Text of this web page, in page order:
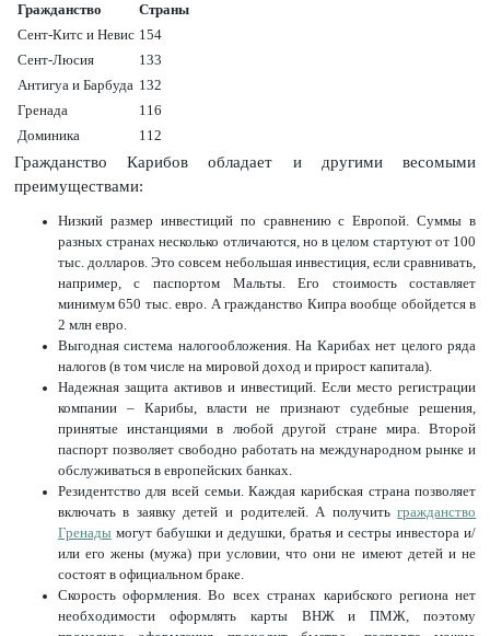
Гражданство
Страны
Сент-Китс и Невис 154
Сент-Люсия
133
Антигуа и Барбуда 132
Гренада
116
Доминика
112
Гражданство Карибов обладает и другими весомыми
преимуществами:
Низкий размер инвестиций по сравнению с Европой. Суммы в
разных странах несколько отличаются, но в целом стартуют от 100
тыс. долларов. Это совсем небольшая инвестиция, если сравнивать,
например, с паспортом Мальты. Его стоимость составляет
минимум 650 тыс. евро. А гражданство Кипра вообще обойдется в
2 млн евро.
Выгодная система налогообложения. На Карибах нет целого ряда
налогов (в том числе на мировой доход и прирост капитала).
Надежная защита активов и инвестиций. Если место регистрации
компании – Карибы, власти не признают судебные решения,
принятые инстанциями в любой другой стране мира. Второй
паспорт позволяет свободно работать на международном рынке и
обслуживаться в европейских банках.
Резидентство для всей семьи. Каждая карибская страна позволяет
включать в заявку детей и родителей. А получитьгражданство
Гренадымогут бабушки и дедушки, братья и сестры инвестора и/
или его жены (мужа) при условии, что они не имеют детей и не
состоят в официальном браке.
Скорость оформления. Во всех странах карибского региона нет
необходимости оформлять карты ВНЖ и ПМЖ, поэтому